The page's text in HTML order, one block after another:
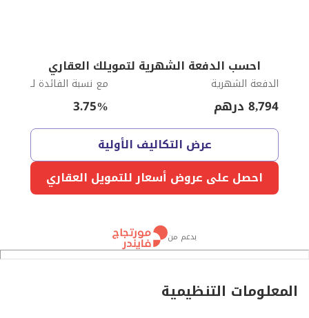
احسب الدفعة الشهرية لتمويلك العقاري
الدفعة الشهرية
8,794 درهم
مع نسبة الفائدة لـ
3.75%
عرض التكاليف الأولية
احصل على عروض أسعار للتمويل العقاري
بدعم من
المعلومات التنظيمية